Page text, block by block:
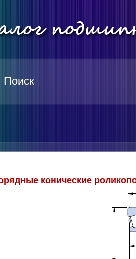
Поиск
конические